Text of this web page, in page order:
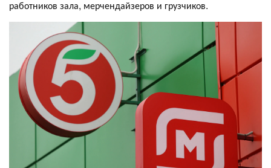
работников зала, мерчендайзеров и грузчиков.